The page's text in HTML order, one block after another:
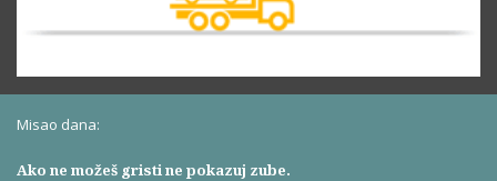
Misao dana:
Ako ne možeš gristi ne pokazuj zube.